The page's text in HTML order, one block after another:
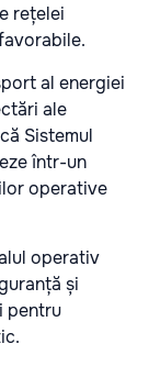
rețelei
al energiei
ale
Sistemul
într-un
operative
operativ
și
pentru